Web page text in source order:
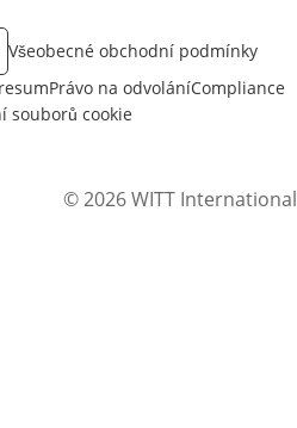
Všeobecné obchodní podmínky
Právo na odvoláníCompliance
souborů cookie
© 2026 WITT International